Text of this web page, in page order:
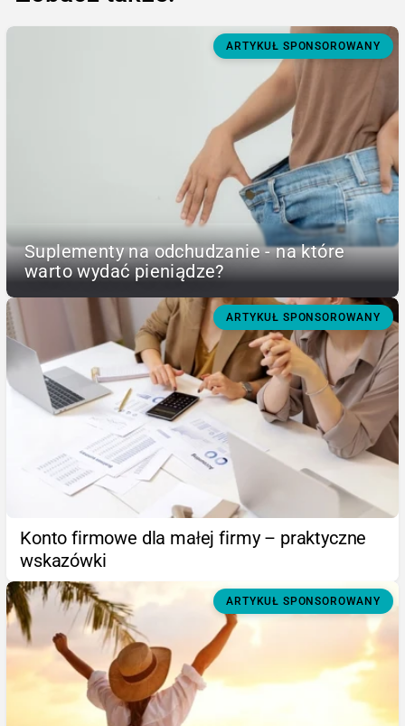
ARTYKUŁ SPONSOROWANY
Suplementy na odchudzanie - na które
warto wydać pieniądze?
ARTYKUŁ SPONSOROWANY
Konto firmowe dla małej firmy – praktyczne
wskazówki
ARTYKUŁ SPONSOROWANY